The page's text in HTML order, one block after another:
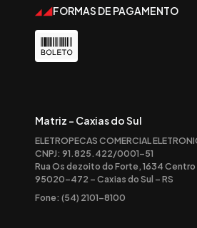
FORMAS DE PAGAMENTO
Matriz - Caxias do Sul
ELETROPECAS COMERCIAL
CNPJ: 91.825.422/0001-51
Rua Os dezoito do Forte, 1634 Centro
95020-472 – Caxias do Sul – RS
Fone: (54) 2101-8100